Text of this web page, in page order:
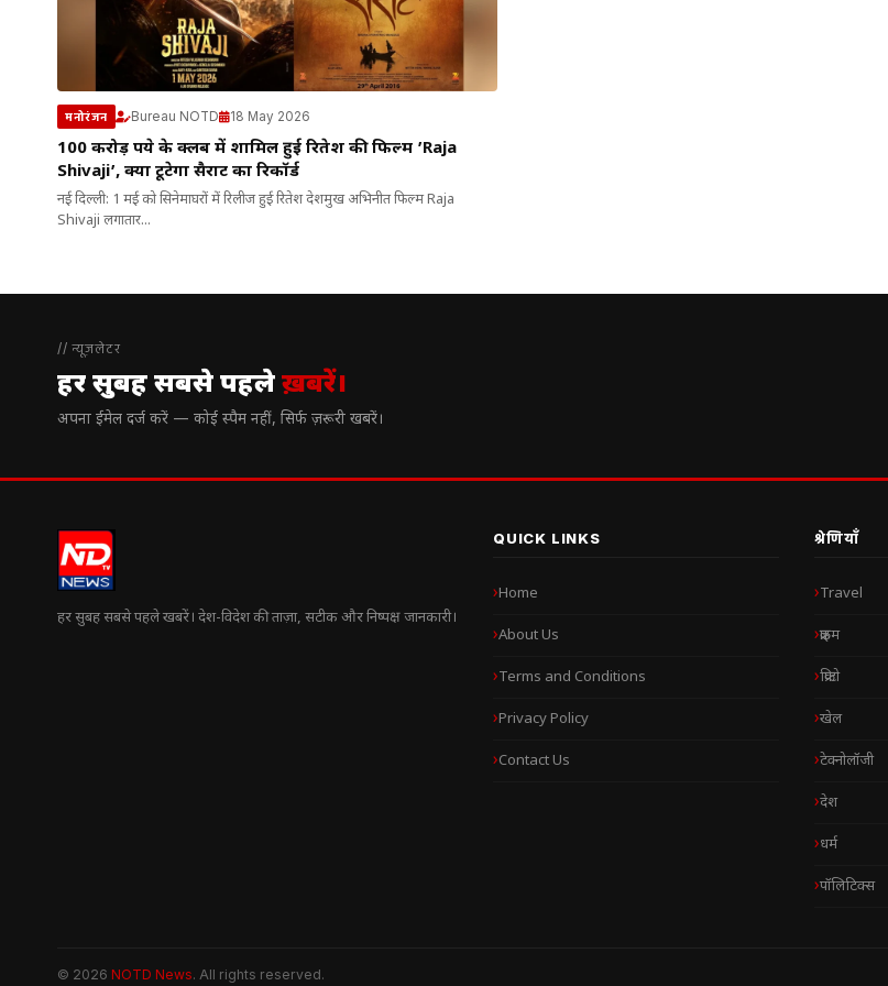
मनोरंजन Bureau NOTD 18 May 2026
100 करोड़ रुपये के क्लब में शामिल हुई रितेश की फिल्म ’Raja
Shivaji’, क्या टूटेगा सैराट का रिकॉर्ड
नई दिल्ली: 1 मई को सिनेमाघरों में रिलीज हुई रितेश देशमुख अभिनीत फिल्म Raja
Shivaji लगातार...
// न्यूज़लेटर
हर सुबह सबसे पहलेख़बरें।
अपना ईमेल दर्ज करें — कोई स्पैम नहीं, सिर्फ ज़रूरी खबरें।
हर सुबह सबसे पहले खबरें। देश-विदेश की ताज़ा, सटीक और निष्पक्ष जानकारी।
QUICK LINKS
Home
About Us
Terms and Conditions
Privacy Policy
Contact Us
श्रेणियाँ
Travel
क्राइम
क्रिप्टो
खेल
टेक्नोलॉजी
देश
धर्म
पॉलिटिक्स
© 2026 NOTD News. All rights reserved.